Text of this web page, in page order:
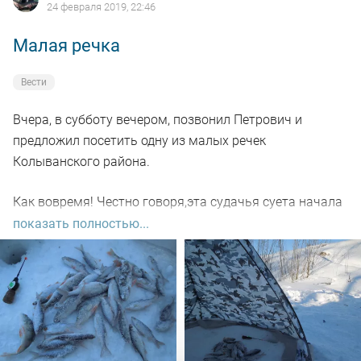
оказалась полезной!
24 февраля 2019, 22:46
Малая речка
Вести
Вчера, в субботу вечером, позвонил Петрович и
предложил посетить одну из малых речек
Колыванского района.
Как вовремя! Честно говоря,эта судачья суета начала
понемногу приедаться.
Эти гонки за толпой, а потом и вместе с ней за
единичными поклевками незачетных судачков стали
напрягать.
На место приехали в девять часов. Я пробурил ВСЕГО
показать полностью...